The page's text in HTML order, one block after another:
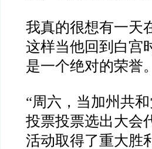
我真的很想有一天
这样当他回到白宫
是一个绝对的荣誉。
“周六，当加州共
投票投票选出大会
活动取得了重大胜